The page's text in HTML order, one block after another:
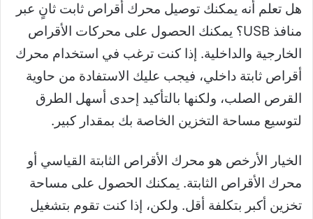
هل تعلم أنه يمكنك توصيل محرك أقراص ثابت ثانٍ عبر
منافذ USB؟ يمكنك الحصول على محركات الأقراص
الخارجية والداخلية. إذا كنت ترغب في استخدام محرك
أقراص ثابتة داخلي، فيجب عليك الاستفادة من حاوية
القرص الصلب، ولكنها بالتأكيد إحدى أسهل الطرق
لتوسيع مساحة التخزين الخاصة بك بمقدار كبير.
الخيار الأرخص هو محرك الأقراص الثابتة القياسي أو
محرك الأقراص الثابتة. يمكنك الحصول على مساحة
تخزين أكبر بتكلفة أقل. ولكن، إذا كنت تقوم بتشغيل